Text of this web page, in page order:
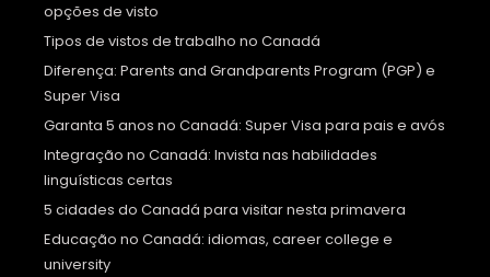
opções de visto
Tipos de vistos de trabalho no Canadá
Diferença: Parents and Grandparents Program (PGP) e
Super Visa
Garanta 5 anos no Canadá: Super Visa para pais e avós
Integração no Canadá: Invista nas habilidades
linguísticas certas
5 cidades do Canadá para visitar nesta primavera
Educação no Canadá: idiomas, career college e
university